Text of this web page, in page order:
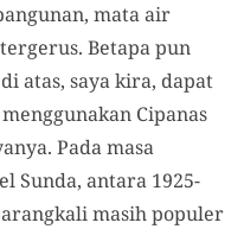
mata air
Betapa pun
atas, saya kira, dapat
Cipanas
Pada masa
Sunda, antara 1925-
masih populer